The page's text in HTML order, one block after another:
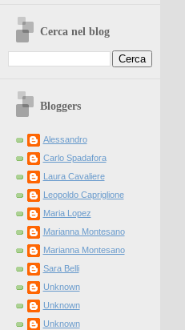
Cerca nel blog
Bloggers
Alessandro
Carlo Spadafora
Laura Cavaliere
Leopoldo Capriglione
Maria Lopez
Marianna Montesano
Marianna Montesano
Sara Belli
Unknown
Unknown
Unknown